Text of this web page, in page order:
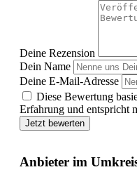
Deine Rezension
Dein Name
Deine E-Mail-Adresse
Diese Bewertung
Erfahrung und entspricht
Jetzt bewerten
Anbieter im